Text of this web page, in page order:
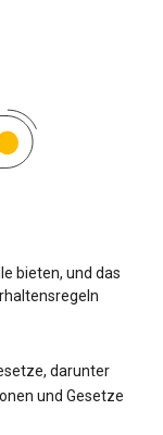
bieten, und das
darunter
und Gesetze